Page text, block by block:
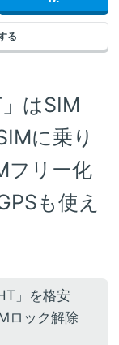
る
はSIM
に乗り
フリー化
も使え
」を格安
ロック解除